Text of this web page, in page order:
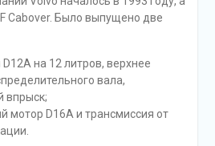
Cabover. Было выпущено две
D12A на 12 литров, верхнее
вала,
впрыск;
мотор D16A и трансмиссия от